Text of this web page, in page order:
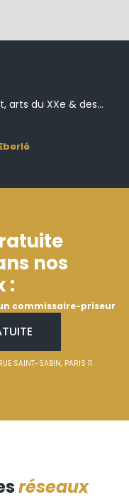
arts du XXe & des...
nos
:
commissaire-priseur
SAINT-SABIN, PARIS 11
réseaux